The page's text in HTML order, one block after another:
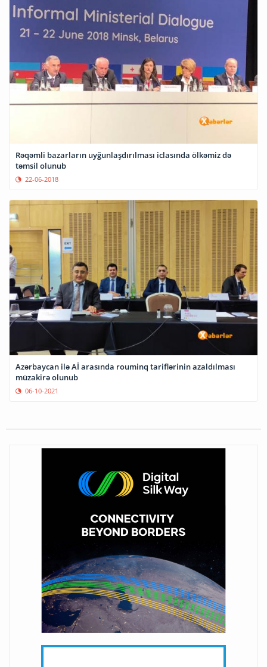
Rəqəmli bazarların uyğunlaşdırılması iclasında ölkəmiz də
təmsil olunub
22-06-2018
Azərbaycan ilə Aİ arasında rouminq tariflərinin azaldılması
müzakirə olunub
06-10-2021